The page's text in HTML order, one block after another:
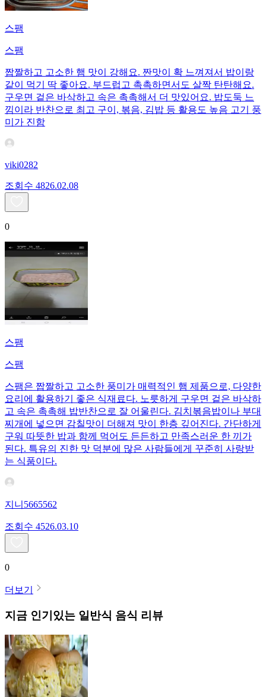
스팸
스팸
짭짤하고 고소한 햄 맛이 강해요. 짠맛이 확 느껴져서 밥이랑
같이 먹기 딱 좋아요. 부드럽고 촉촉하면서도 살짝 탄탄해요.
구우면 겉은 바삭하고 속은 촉촉해서 더 맛있어요. 밥도둑 느
낌이라 반찬으로 최고 구이, 볶음, 김밥 등 활용도 높음 고기 풍
미가 진함
viki0282
조회수 4826.02.08
0
스팸
스팸
스팸은 짭짤하고 고소한 풍미가 매력적인 햄 제품으로, 다양한
요리에 활용하기 좋은 식재료다. 노릇하게 구우면 겉은 바삭하
고 속은 촉촉해 밥반찬으로 잘 어울린다. 김치볶음밥이나 부대
찌개에 넣으면 감칠맛이 더해져 맛이 한층 깊어진다. 간단하게
구워 따뜻한 밥과 함께 먹어도 든든하고 만족스러운 한 끼가
된다. 특유의 진한 맛 덕분에 많은 사람들에게 꾸준히 사랑받
는 식품이다.
지니5665562
조회수 4526.03.10
0
더보기
지금 인기있는 일반식 음식 리뷰